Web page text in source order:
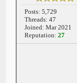
Posts: 5,729
Threads: 47
Joined: Mar 2021
Reputation: 27